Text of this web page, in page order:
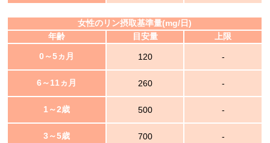
女性のリン摂取基準量(mg/日)
年齢
目安量 上限
0～5ヵ月 120 -
6～11ヵ月 260 -
1～2歳 500 -
3～5歳 700 -